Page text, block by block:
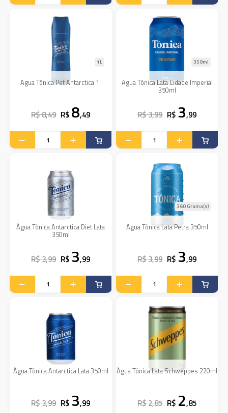
Água Tônica Pet Antarctica 1l
1L
R$ 8,49 R$ 8,49
Agua Tônica Lata Cidade Imperial
350ml
350ml
R$ 3,99 R$ 3,99
Água Tônica Antarctica Diet Lata
350ml
R$ 3,99 R$ 3,99
Agua Tônica Lata Petra 350ml
360 Grama(s)
R$ 3,99 R$ 3,99
Água Tônica Antarctica Lata 350ml
R$ 3,99 R$ 3,99
Água Tônica Lata Schweppes 220ml
R$ 2,85 R$ 2,85